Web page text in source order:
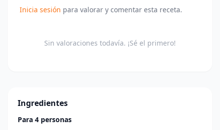
Inicia sesión para valorar y comentar esta receta.
Sin valoraciones todavía. ¡Sé el primero!
Ingredientes
Para 4 personas